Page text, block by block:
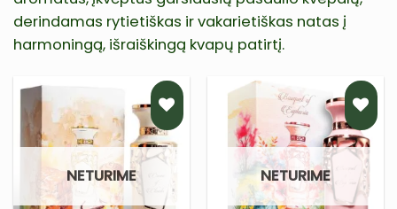
derindamas rytietiškas ir vakarietiškas natas į
harmoningą, išraiškingą kvapų patirtį.
PRIDĖTI
Į NORŲ
SĄRAŠĄ
NETURIME
PRIDĖTI
Į NORŲ
SĄRAŠĄ
NETURIME